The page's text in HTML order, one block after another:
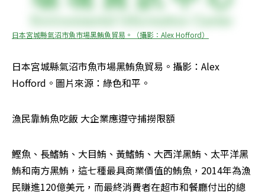
日本宮城縣氣沼市魚市場黑鮪魚貿易。（攝影：Alex Hofford）
日本宮城縣氣沼市魚市場黑鮪魚貿易。攝影：Alex
Hofford。圖片來源：綠色和平。
漁民靠鮪魚吃飯 大企業應遵守捕撈限額
鰹魚、長鰭鮪、大目鮪、黃鰭鮪、大西洋黑鮪、太平洋黑
鮪和南方黑鮪，這七種最具商業價值的鮪魚，2014年為漁
民賺進120億美元，而最終消費者在超市和餐廳付出的總